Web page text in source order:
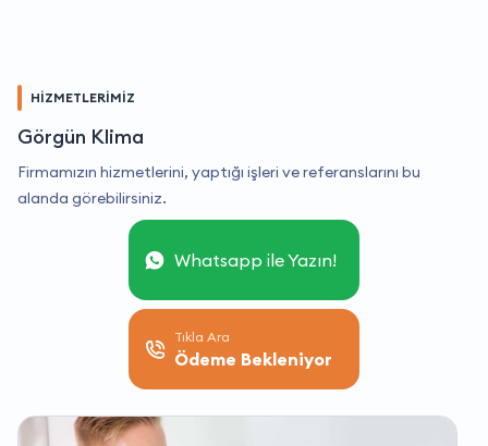
HİZMETLERİMİZ
Görgün Klima
Firmamızın hizmetlerini, yaptığı işleri ve referanslarını bu
alanda görebilirsiniz.
Whatsapp ile Yazın!
Tıkla Ara
Ödeme Bekleniyor